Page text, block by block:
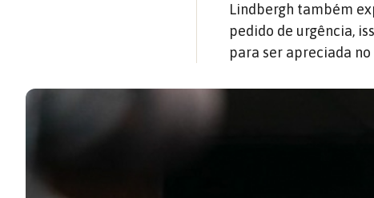
Lindbergh também
pedido de urgência,
para ser apreciada